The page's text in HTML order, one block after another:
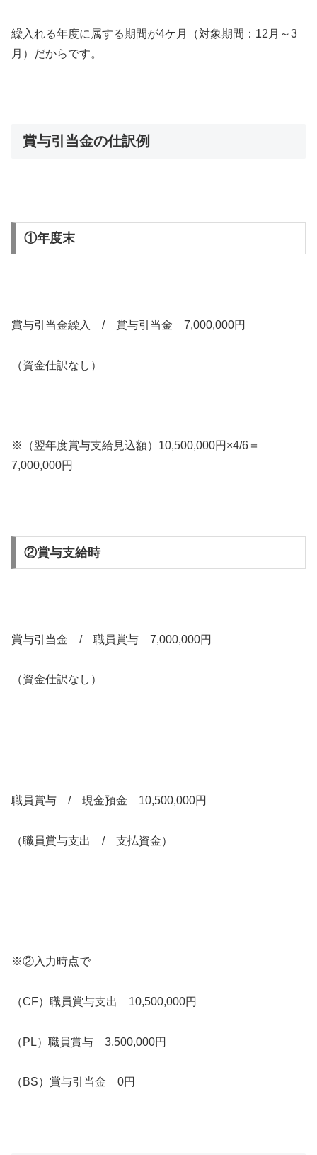
繰入れる年度に属する期間が4ケ月（対象期間：12月～3
月）だからです。
賞与引当金の仕訳例
①年度末
賞与引当金繰入 / 賞与引当金 7,000,000円
（資金仕訳なし）
※（翌年度賞与支給見込額）10,500,000円×4/6＝
7,000,000円
②賞与支給時
賞与引当金 / 職員賞与 7,000,000円
（資金仕訳なし）
職員賞与 / 現金預金 10,500,000円
（職員賞与支出 / 支払資金）
※②入力時点で
（CF）職員賞与支出 10,500,000円
（PL）職員賞与 3,500,000円
（BS）賞与引当金 0円